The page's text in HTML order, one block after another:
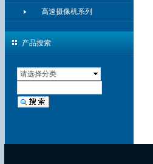
产品搜索
请选择分类
高速摄像机系列